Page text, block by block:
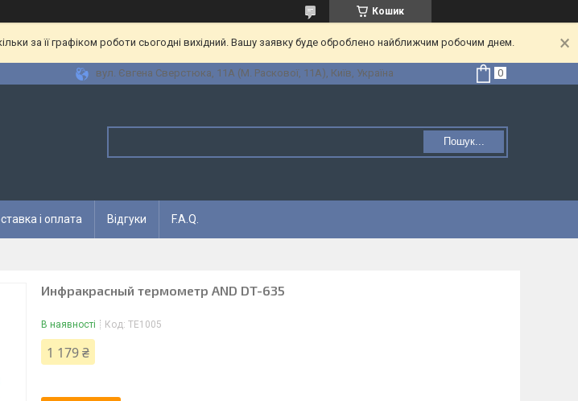
Кошик
за її графіком роботи сьогодні вихідний. Вашу заявку буде оброблено найближчим робочим днем.
вул. Євгена Сверстюка, 11А (М. Раскової, 11А), Київ, Україна
Пошук...
і оплата Відгуки F.A.Q.
Инфракрасный термометр AND DT-635
В наявності Код: TE1005
1 179 ₴